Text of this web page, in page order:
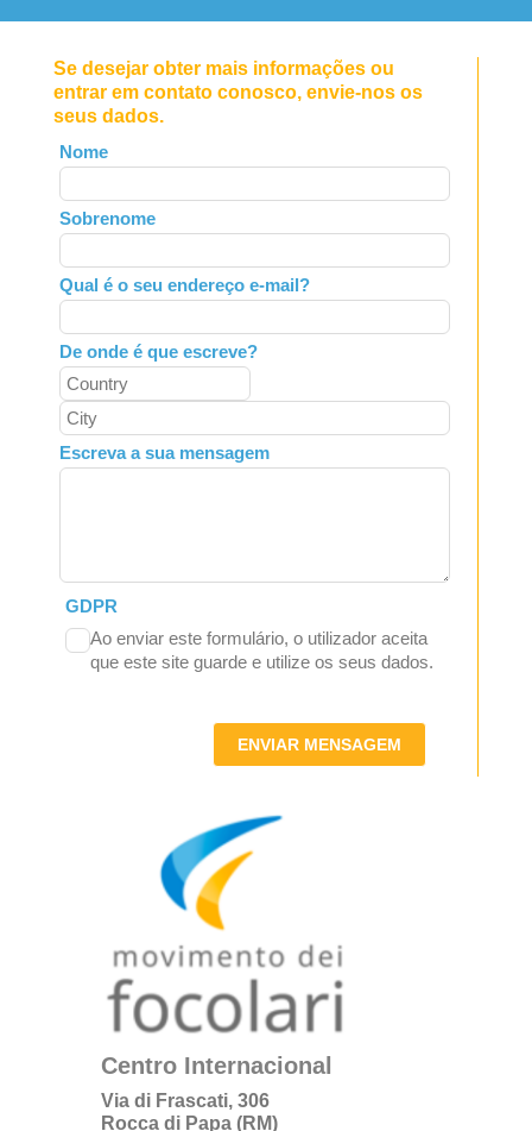
Se desejar obter mais informações ou
entrar em contato conosco, envie-nos os
seus dados.
Leave
this
field
blank
Nome
Sobrenome
Qual é o seu endereço e-mail?
De onde é que escreve?
Escreva a sua mensagem
GDPR
Ao enviar este formulário, o utilizador aceita
que este site guarde e utilize os seus dados.
ENVIAR MENSAGEM
Centro Internacional
Via di Frascati, 306
Rocca di Papa (RM)